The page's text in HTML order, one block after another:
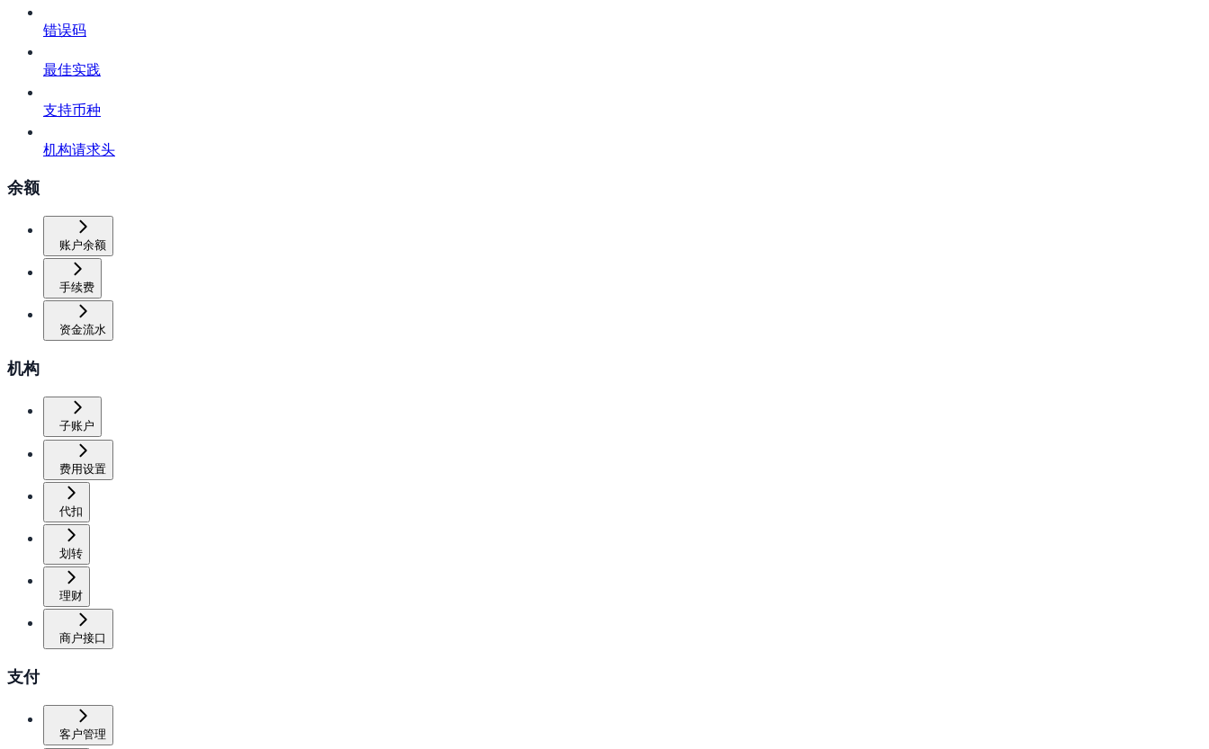
错误码
最佳实践
支持币种
机构请求头
余额
账户余额
手续费
资金流水
机构
子账户
费用设置
代扣
划转
理财
商户接口
支付
客户管理